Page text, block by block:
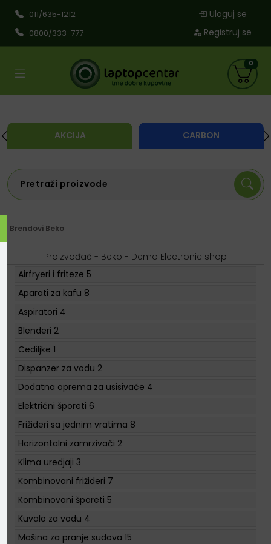
011/635-1212
0800/333-777
Uloguj se
Registruj se
AKCIJA CARBON
0
Brendovi Beko
Proizvođač - Beko - Demo Electronic shop
Airfryeri i friteze 5
Aparati za kafu 8
Aspiratori 4
Blenderi 2
Cediljke 1
Dispanzer za vodu 2
Dodatna oprema za usisivače 4
Električni šporeti 6
Frižideri sa jednim vratima 8
Horizontalni zamrzivači 2
Klima uredjaji 3
Kombinovani frižideri 7
Kombinovani šporeti 5
Kuvalo za vodu 4
Mašina za pranje sudova 15